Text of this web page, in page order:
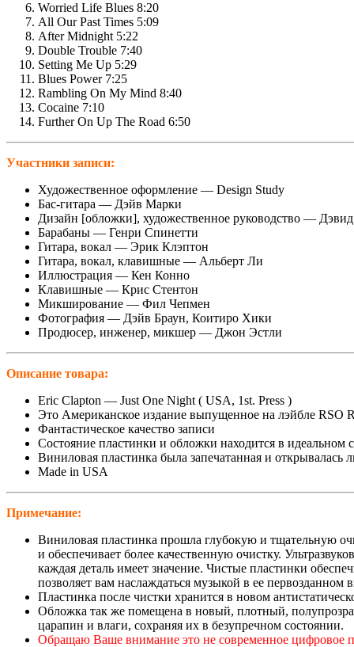
Worried Life Blues 8:20
All Our Past Times 5:09
After Midnight 5:22
Double Trouble 7:40
Setting Me Up 5:29
Blues Power 7:25
Rambling On My Mind 8:40
Cocaine 7:10
Further On Up The Road 6:50
Участники записи:
Художественное оформление — Design Study
Бас-гитара — Дэйв Марки
Дизайн [обложки], художественное руководство —
Барабаны — Генри Спинетти
Гитара, вокал — Эрик Клэптон
Гитара, вокал, клавишные — Альберт Ли
Иллюстрация — Кен Конно
Клавишные — Крис Стентон
Микширование — Фил Чепмен
Фотография — Дэйв Браун, Коитиро Хики
Продюсер, инженер, микшер — Джон Эстли
Описание товара:
Eric Clapton — Just One Night ( USA, 1st. Press )
Это Американское издание выпущенное на лэйбле RSO
Фантастическое качество записи
Состояние пластинки и обложки находится в идеальном
Виниловая пластинка была запечатанная и
Made in USA
Примечание:
Виниловая пластинка прошла глубокую и тщательную
и обеспечивает более качественную очистку.
каждая деталь имеет значение. Чистые пластинки
позволяет вам наслаждаться музыкой в ее первозданном
Пластинка после чистки хранится в новом
Обложка так же помещена в новый, плотный,
царапин и влаги, сохраняя их в безупречном состоянии.
Обращаю Ваше внимание это не современное цифровое